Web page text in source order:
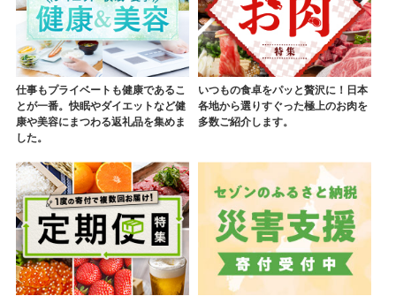
仕事もプライベートも健康であるこ
とが一番。快眠やダイエットなど健
康や美容にまつわる返礼品を集めま
した。
いつもの食卓をパッと贅沢に！日本
各地から選りすぐった極上のお肉を
多数ご紹介します。